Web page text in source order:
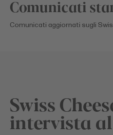
Comunicati
Comunicati aggiornati sugli
Swiss
intervista